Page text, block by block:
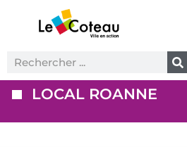
LOCAL ROANNE